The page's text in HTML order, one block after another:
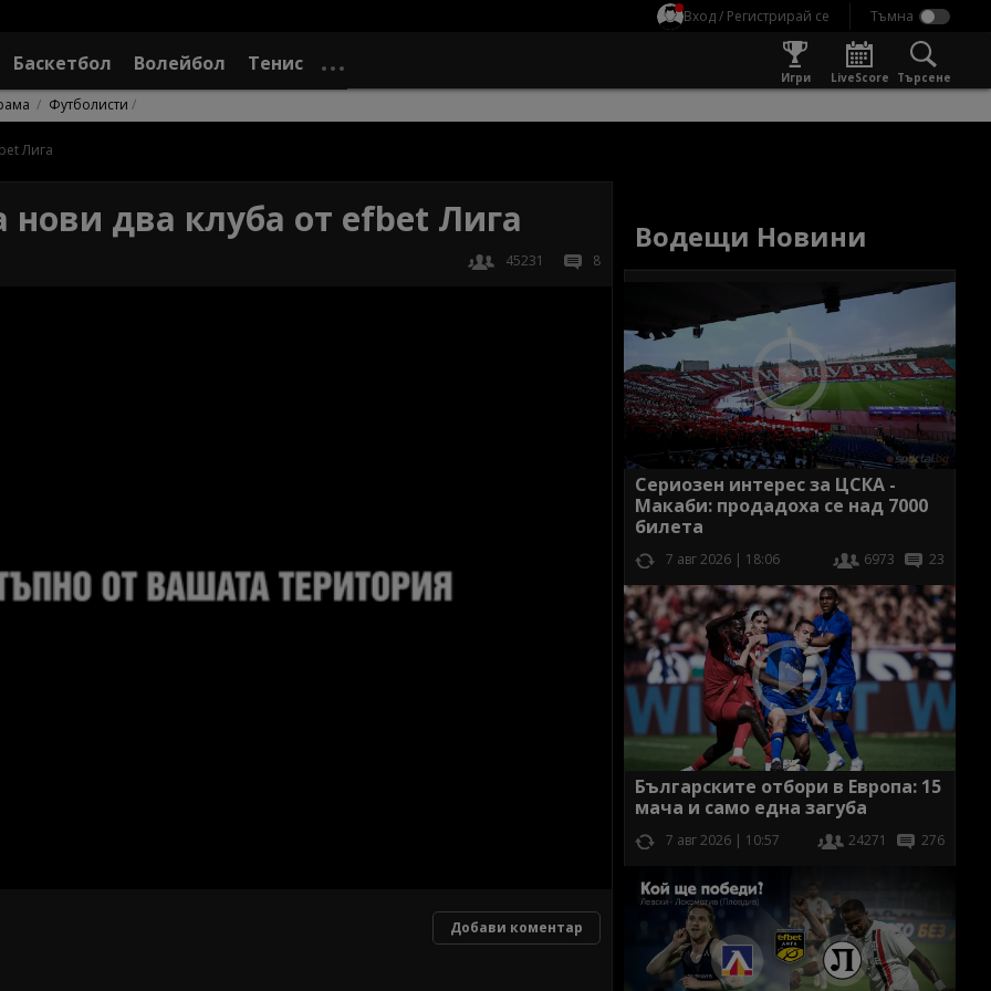
Вход / Регистрирай се
Баскетбол Волейбол Тенис
Игри LiveScore Търсене
Футболисти
Лига
два клуба от efbet Лига
45231 8
Добави коментар
Водещи Новини
Сериозен интерес за ЦСКА -
Макаби: продадоха се над 7000
билета
7 авг 2026 | 18:06 6973 23
Българските отбори в Европа: 15
мача и само една загуба
7 авг 2026 | 10:57 24271 276